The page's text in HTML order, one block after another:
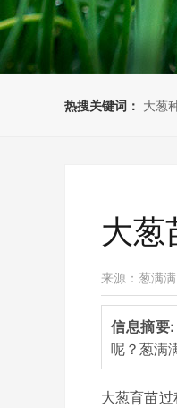
热搜关键词： 大葱
大葱
来源：葱满满
信息摘
呢？葱满
大葱育苗